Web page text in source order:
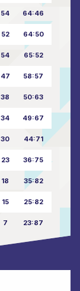
54 64:46
52 64:50
54 65:52
47 58:57
38 50:63
34 49:67
30 44:71
23 36:75
18 35:82
15 25:82
7 23:87